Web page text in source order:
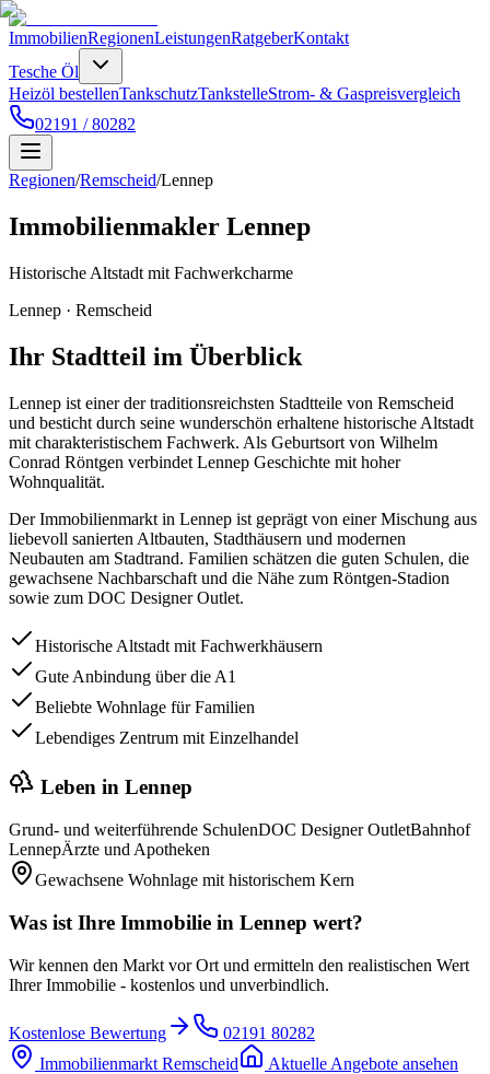
ImmobilienRegionenLeistungenRatgeberKontakt
Tesche Öl
Heizöl bestellenTankschutzTankstelleStrom- & Gaspreisvergleich
02191 / 80282
Regionen/Remscheid/Lennep
Immobilienmakler Lennep
Historische Altstadt mit Fachwerkcharme
Lennep · Remscheid
Ihr Stadtteil im Überblick
Lennep ist einer der traditionsreichsten Stadtteile von Remscheid
und besticht durch seine wunderschön erhaltene historische Altstadt
mit charakteristischem Fachwerk. Als Geburtsort von Wilhelm
Conrad Röntgen verbindet Lennep Geschichte mit hoher
Wohnqualität.
Der Immobilienmarkt in Lennep ist geprägt von einer Mischung aus
liebevoll sanierten Altbauten, Stadthäusern und modernen
Neubauten am Stadtrand. Familien schätzen die guten Schulen, die
gewachsene Nachbarschaft und die Nähe zum Röntgen-Stadion
sowie zum DOC Designer Outlet.
Historische Altstadt mit Fachwerkhäusern
Gute Anbindung über die A1
Beliebte Wohnlage für Familien
Lebendiges Zentrum mit Einzelhandel
Leben in Lennep
Grund- und weiterführende SchulenDOC Designer OutletBahnhof
LennepÄrzte und Apotheken
Gewachsene Wohnlage mit historischem Kern
Was ist Ihre Immobilie in Lennep wert?
Wir kennen den Markt vor Ort und ermitteln den realistischen Wert
Ihrer Immobilie - kostenlos und unverbindlich.
Kostenlose Bewertung
02191 80282
Immobilienmarkt Remscheid Aktuelle Angebote ansehen